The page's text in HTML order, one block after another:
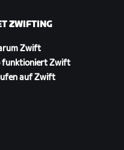
ZWIFTING
Zwift
funktioniert Zwift
auf Zwift